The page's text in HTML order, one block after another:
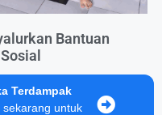
Bantuan
Terdampak
sekarang untuk